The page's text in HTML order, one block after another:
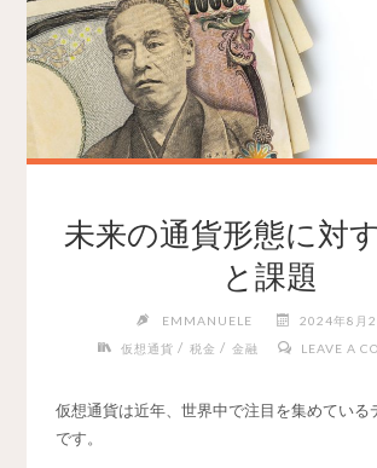
未来の通貨形態に対
と課題
EMMANUELE
2024年8月
仮想通貨 / 税金 / 金融 LEAVE A
仮想通貨は近年、世界中で注目を集めている
です。